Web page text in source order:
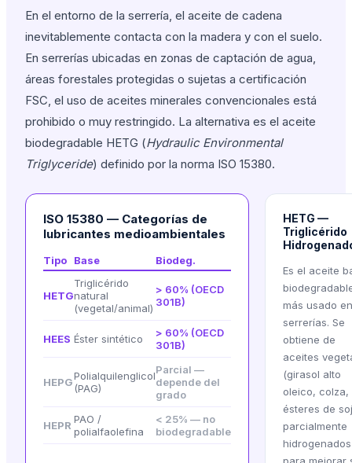
En el entorno de la serrería, el aceite de cadena
inevitablemente contacta con la madera y con el suelo.
En serrerías ubicadas en zonas de captación de agua,
áreas forestales protegidas o sujetas a certificación
FSC, el uso de aceites minerales convencionales está
prohibido o muy restringido. La alternativa es el aceite
biodegradable HETG (Hydraulic Environmental
Triglyceride) definido por la norma ISO 15380.
ISO 15380 — Categorías de
lubricantes medioambientales
Tipo Base Biodeg.
HETG
Triglicérido
natural
(vegetal/animal)
> 60% (OECD
301B)
HEES Éster sintético
> 60% (OECD
301B)
HEPGPolialquilenglicol
(PAG)
Parcial —
depende del
grado
HEPR PAO /
polialfaolefina
< 25% — no
biodegradable
HETG —
Triglicérido
Es el aceite
más usado en
serrerías. Se
obtiene de
aceites
(girasol alto
oleico, colza,
ésteres de
parcialmente
hidrogenados